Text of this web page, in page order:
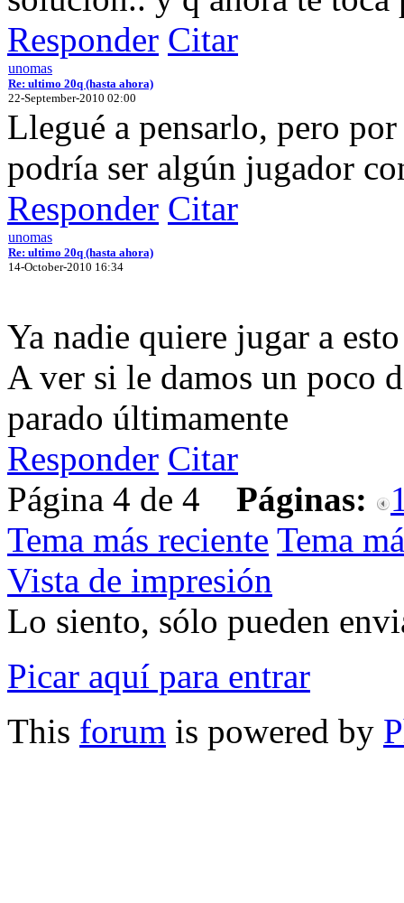
Responder Citar
unomas
Re: ultimo 20q (hasta ahora)
22-September-2010 02:00
Llegué a pensarlo, pero
podría ser algún jugador
Responder Citar
unomas
Re: ultimo 20q (hasta ahora)
14-October-2010 16:34
Ya nadie quiere jugar a
A ver si le damos un poco
parado últimamente
Responder Citar
Página 4 de 4 Páginas:
Tema más reciente Tema
Vista de impresión
Lo siento, sólo pueden
Picar aquí para entrar
This forum is powered by